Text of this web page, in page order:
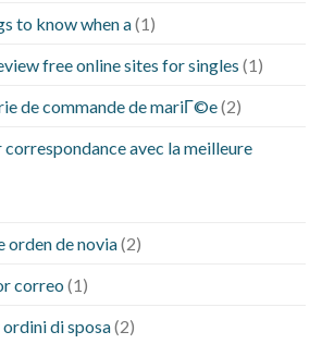
to know when a(1)
free online sites for singles (1)
de commande de mariГ©e(2)
correspondance avec la meilleure
orden de novia(2)
correo (1)
di sposa(2)